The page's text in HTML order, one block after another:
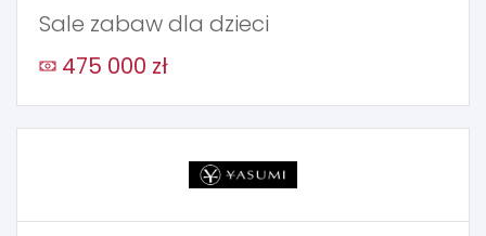
Sale zabaw dla dzieci
475 000 zł